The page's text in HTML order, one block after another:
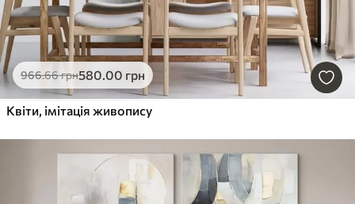
966.66грн580.00 грн
Квіти, імітація живопису